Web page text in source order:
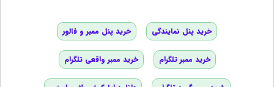
خرید پنل نمایندگی خرید پنل ممبر و فالور
خرید ممبر تلگرام خرید ممبر واقعی تلگرام